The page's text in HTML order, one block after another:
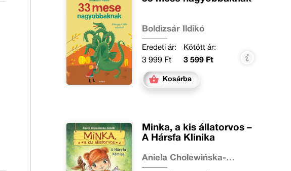
Boldizsár Ildikó
Eredeti ár:
3 999 Ft
Kötött ár:
3 599 Ft
Kosárba
Minka, a kis állatorvos –
A Hársfa Klinika
Aniela Cholewińska-
Szkolik